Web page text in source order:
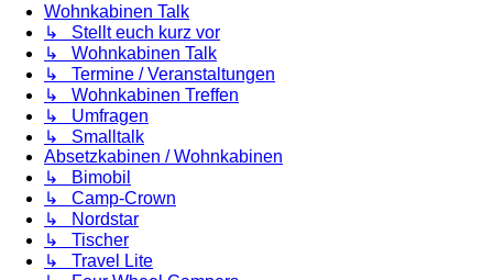
Wohnkabinen Talk
↳ Stellt euch kurz vor
↳ Wohnkabinen Talk
↳ Termine / Veranstaltungen
↳ Wohnkabinen Treffen
↳ Umfragen
↳ Smalltalk
Absetzkabinen / Wohnkabinen
↳ Bimobil
↳ Camp-Crown
↳ Nordstar
↳ Tischer
↳ Travel Lite